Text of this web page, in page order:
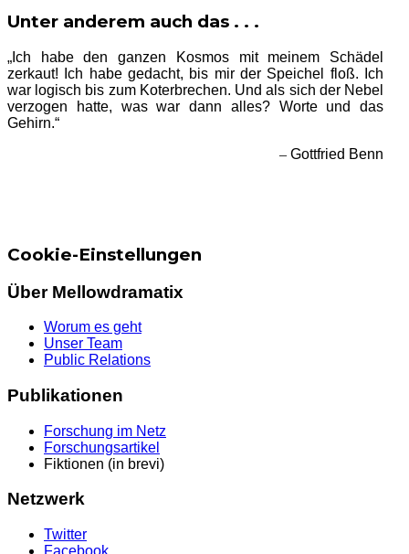
Unter anderem auch das . . .
„Ich habe den ganzen Kosmos mit meinem Schädel
zerkaut! Ich habe gedacht, bis mir der Speichel floß. Ich
war logisch bis zum Koterbrechen. Und als sich der Nebel
verzogen hatte, was war dann alles? Worte und das
Gehirn.“
– Gottfried Benn
Cookie-Einstellungen
Über Mellowdramatix
Worum es geht
Unser Team
Public Relations
Publikationen
Forschung im Netz
Forschungsartikel
Fiktionen (in brevi)
Netzwerk
Twitter
Facebook